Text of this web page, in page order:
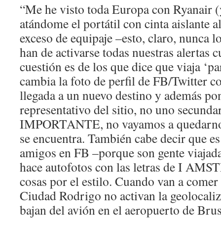
“Me he visto toda Europa con Ryanair
atándome el portátil con cinta aislante
exceso de equipaje –esto, claro, nunca
han de activarse todas nuestras alertas
cuestión es de los que dice que viaja
cambia la foto de perfil de FB/Twitter
llegada a un nuevo destino y además
representativo del sitio, no uno
IMPORTANTE, no vayamos a
se encuentra. También cabe decir que
amigos en FB –porque son gente
hace autofotos con las letras de I
cosas por el estilo. Cuando van a comer
Ciudad Rodrigo no activan la
bajan del avión en el aeropuerto de